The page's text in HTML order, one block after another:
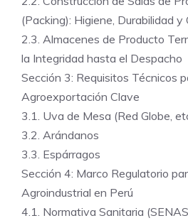
(Packing): Higiene, Durabilidad
2.3. Almacenes de Producto
la Integridad hasta el Despacho
Sección 3: Requisitos Técnicos
Agroexportación Clave
3.1. Uva de Mesa (Red Globe,
3.2. Arándanos
3.3. Espárragos
Sección 4: Marco Regulatorio
Agroindustrial en Perú
4.1. Normativa Sanitaria